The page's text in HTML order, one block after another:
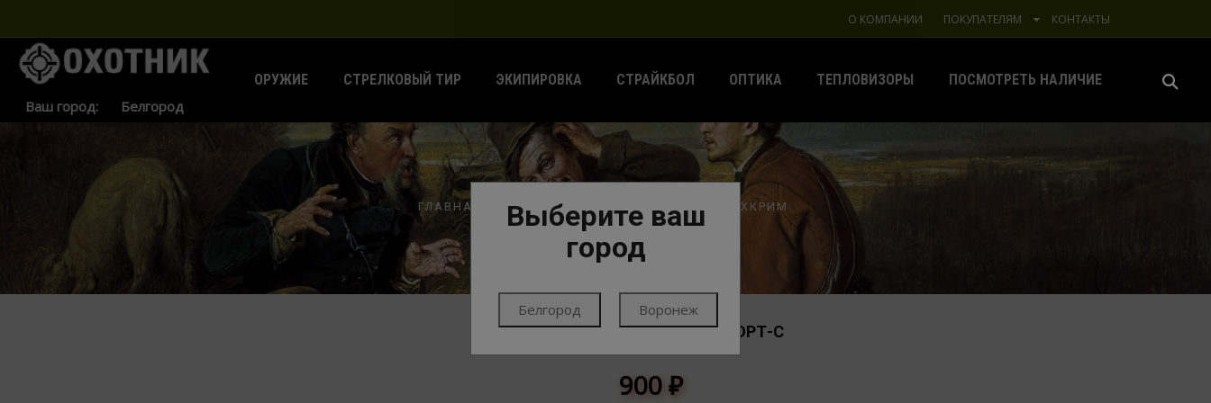
О КОМПАНИИ ПОКУПАТЕЛЯМ КОНТАКТЫ
Ваш город:
ОРУЖИЕ СТРЕЛКОВЫЙ ТИР ЭКИПИРОВКА СТРАЙКБОЛ ОПТИКА ТЕПЛОВИЗОРЫ ПОСМОТРЕТЬ НАЛИЧИЕ
Выберите ваш
город
Белгород Воронеж
ГЛАВНАЯ ПАТРОНЫ ТЕХКРИМ
12/70 ПУЛЯ СПОРТ-С
900₽